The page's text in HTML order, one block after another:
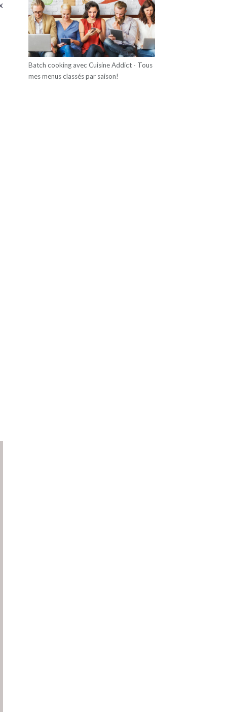
Batch cooking avec Cuisine Addict - Tous
mes menus classés par saison!